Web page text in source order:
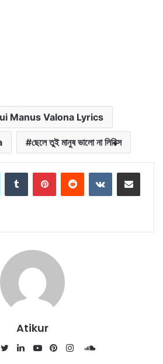
Manus Valona Lyrics
ছেলে তুই মানুষ ভালো না লিরিক্স
LinkedInTumblr PinterestReddit VKontakteShare via Email
Atikur
SoundCloud